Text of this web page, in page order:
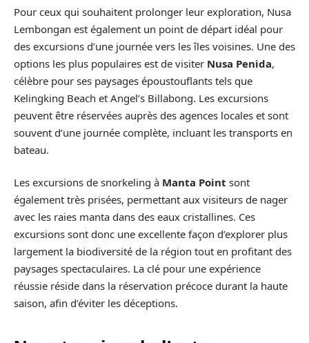
Pour ceux qui souhaitent prolonger leur exploration, Nusa
Lembongan est également un point de départ idéal pour
des excursions d’une journée vers les îles voisines. Une des
options les plus populaires est de visiter Nusa Penida,
célèbre pour ses paysages époustouflants tels que
Kelingking Beach et Angel’s Billabong. Les excursions
peuvent être réservées auprès des agences locales et sont
souvent d’une journée complète, incluant les transports en
bateau.
Les excursions de snorkeling à Manta Point sont
également très prisées, permettant aux visiteurs de nager
avec les raies manta dans des eaux cristallines. Ces
excursions sont donc une excellente façon d’explorer plus
largement la biodiversité de la région tout en profitant des
paysages spectaculaires. La clé pour une expérience
réussie réside dans la réservation précoce durant la haute
saison, afin d’éviter les déceptions.